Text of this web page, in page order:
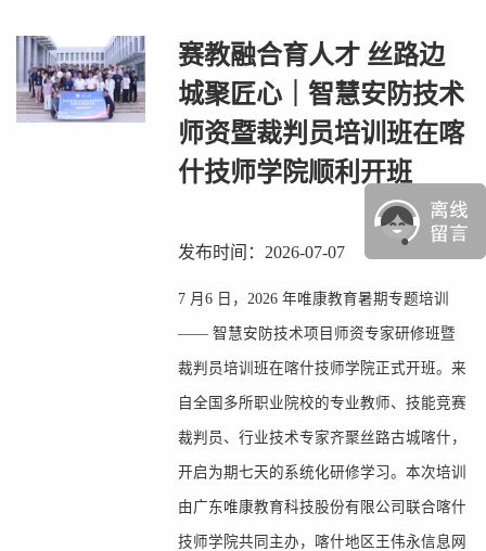
赛教融合育人才 丝路边
城聚匠心｜智慧安防技术
师资暨裁判员培训班在喀
什技师学院顺利开班
发布时间：2026-07-07
7 月6 日，2026 年唯康教育暑期专题培训
—— 智慧安防技术项目师资专家研修班暨
裁判员培训班在喀什技师学院正式开班。来
自全国多所职业院校的专业教师、技能竞赛
裁判员、行业技术专家齐聚丝路古城喀什，
开启为期七天的系统化研修学习。本次培训
由广东唯康教育科技股份有限公司联合喀什
技师学院共同主办，喀什地区王伟永信息网